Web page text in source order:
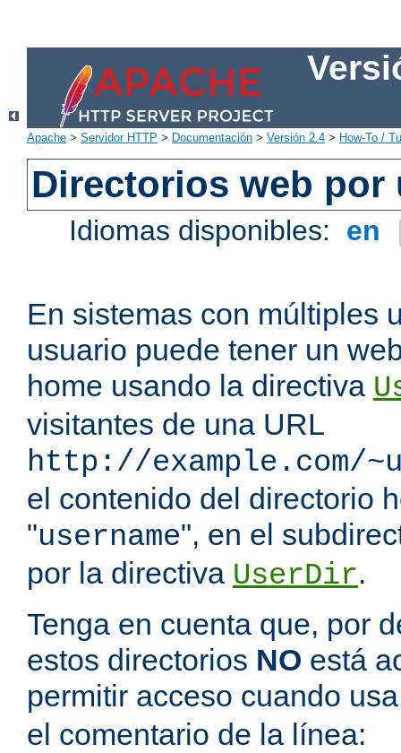
Apache > Servidor HTTP > Documentación > Versión 2.4 > How-To /
Directorios web por
Idiomas disponibles: en
En sistemas con múltiples
usuario puede tener un
home usando la directiva
visitantes de una URL
http://example.com/
el contenido del directorio
"username", en el
por la directiva UserDir.
Tenga en cuenta que, por
estos directorios NO está
permitir acceso cuando
el comentario de la línea: